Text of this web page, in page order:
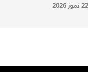
22 تموز 2026